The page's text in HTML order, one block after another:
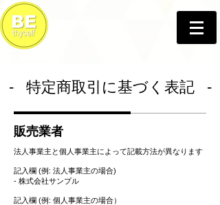
- 特定商取引に基づく表記 -
販売業者
法人事業主と個人事業主によって記載方法が異なります
記入欄 (例: 法人事業主の場合)
- 株式会社サンプル
記入欄 (例: 個人事業主の場合）